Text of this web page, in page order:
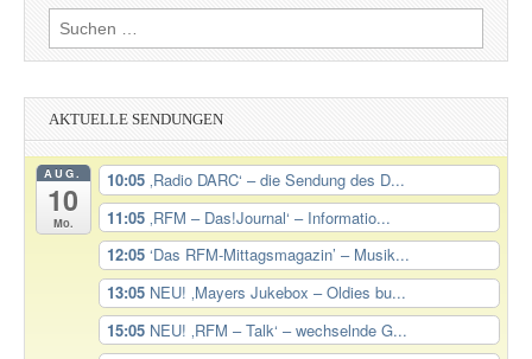
Suchen
nach:
AKTUELLE SENDUNGEN
AUG.
10
Mo.
10:05 ‚Radio DARC‘ – die Sendung des D...
11:05 ‚RFM – Das!Journal‘ – Informatio...
12:05 ‘Das RFM-Mittagsmagazin’ – Musik...
13:05 NEU! ‚Mayers Jukebox – Oldies bu...
15:05 NEU! ‚RFM – Talk‘ – wechselnde G...